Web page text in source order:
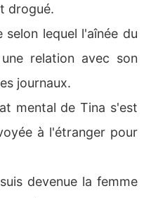
drogué.
selon lequel l'aînée du
relation avec son
journaux.
mental de Tina s'est
à l'étranger pour
devenue la femme